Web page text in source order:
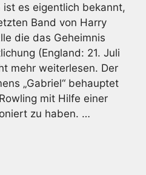
es eigentlich bekannt,
Band von Harry
die das Geheimnis
(England: 21. Juli
mehr weiterlesen. Der
„Gabriel“ behauptet
mit Hilfe einer
zu haben. …